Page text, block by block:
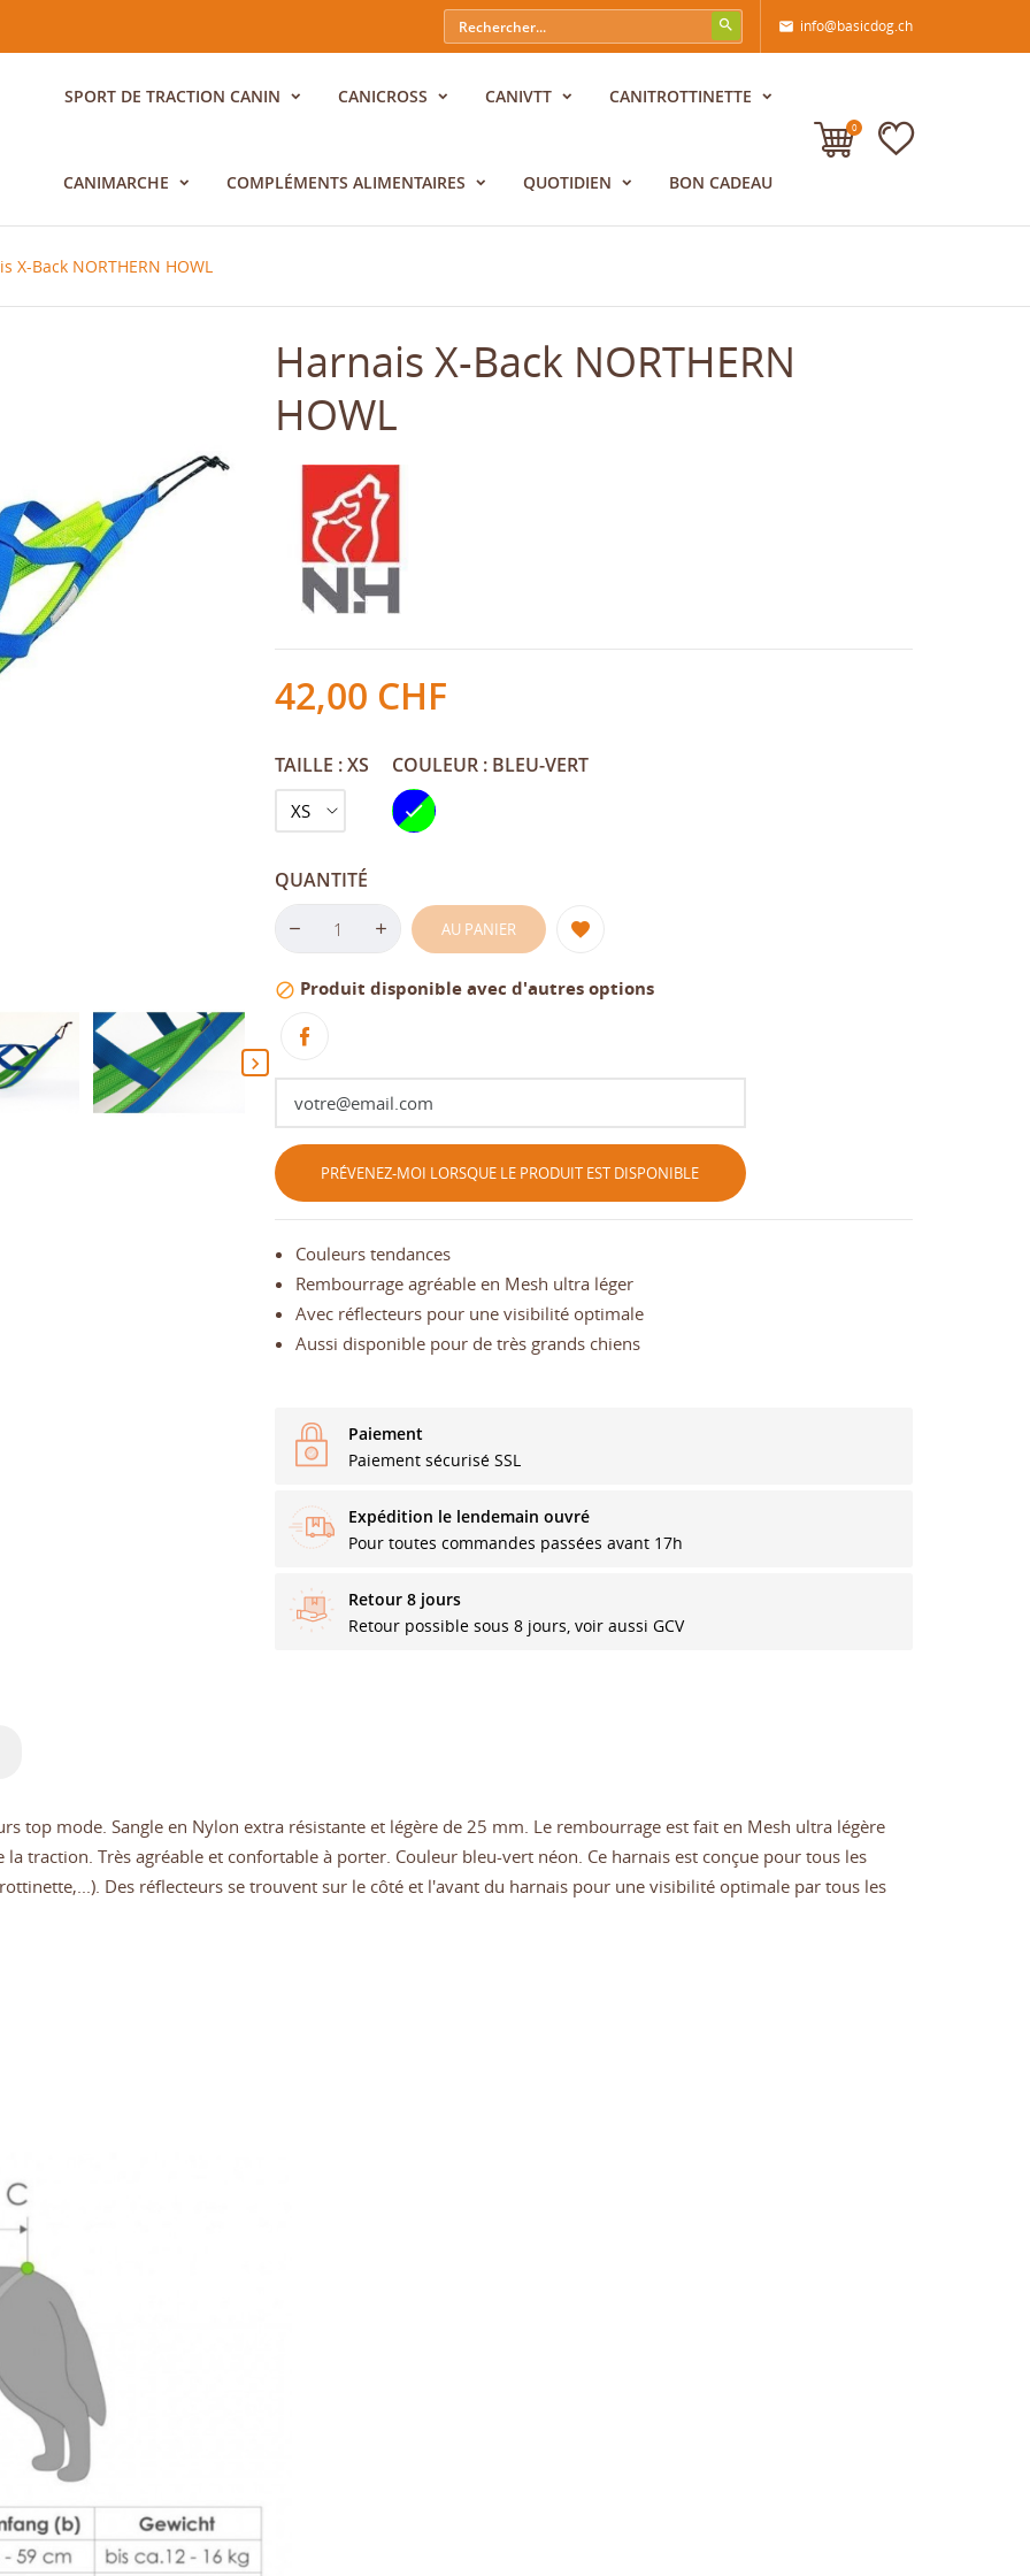
 info@basicdog.ch
SPORT DE TRACTION CANIN CANICROSS CANIVTT CANITROTTINETTE
CANIMARCHE COMPLÉMENTS ALIMENTAIRES QUOTIDIEN BON CADEAU
0
X-Back NORTHERN HOWL

Harnais X-Back NORTHERN
HOWL
42,00 CHF
TAILLE : XS COULEUR : BLEU-VERT
Bleu-
Vert
QUANTITÉ
AU PANIER
 Produit disponible avec d'autres options
PRÉVENEZ-MOI LORSQUE LE PRODUIT EST DISPONIBLE
Couleurs tendances
Rembourrage agréable en Mesh ultra léger
Avec réflecteurs pour une visibilité optimale
Aussi disponible pour de très grands chiens
Paiement
Paiement sécurisé SSL
Expédition le lendemain ouvré
Pour toutes commandes passées avant 17h
Retour 8 jours
Retour possible sous 8 jours, voir aussi GCV
top mode. Sangle en Nylon extra résistante et légère de 25 mm. Le rembourrage est fait en Mesh ultra légère
traction. Très agréable et confortable à porter. Couleur bleu-vert néon. Ce harnais est conçue pour tous les
Des réflecteurs se trouvent sur le côté et l'avant du harnais pour une visibilité optimale par tous les